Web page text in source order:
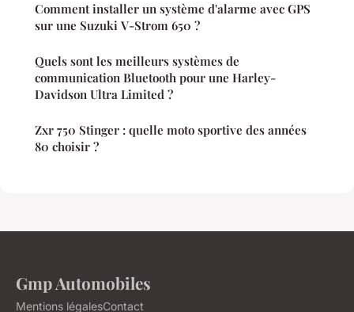
Comment installer un système d'alarme avec GPS
sur une Suzuki V-Strom 650 ?
Quels sont les meilleurs systèmes de
communication Bluetooth pour une Harley-
Davidson Ultra Limited ?
Zxr 750 Stinger : quelle moto sportive des années
80 choisir ?
Gmp Automobiles
Mentions légalesContact